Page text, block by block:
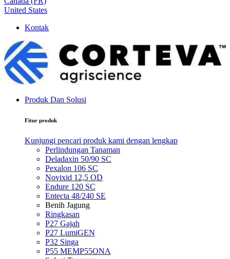
United States
Kontak
Produk Dan Solusi
Fitur produk
Kunjungi pencari produk kami dengan lengkap
Perlindungan Tanaman
Deladaxin 50/90 SC
Pexalon 106 SC
Novixid 12,5 OD
Endure 120 SC
Entecta 48/240 SE
Benih Jagung
Ringkasan
P27 Gajah
P27 LumiGEN
P32 Singa
P55 MEMP55ONA